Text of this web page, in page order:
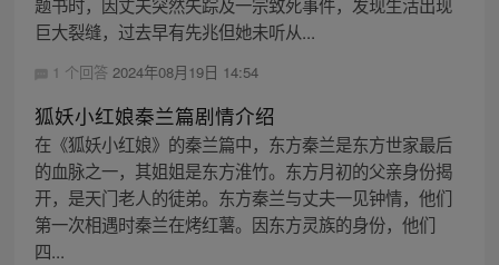
巨大裂缝，过去早有先兆但她未听从...
1 个回答 2024年08月19日 14:54
狐妖小红娘秦兰篇剧情介绍
在《狐妖小红娘》的秦兰篇中，东方秦兰是东方世家最后
的血脉之一，其姐姐是东方淮竹。东方月初的父亲身份揭
开，是天门老人的徒弟。东方秦兰与丈夫一见钟情，他们
第一次相遇时秦兰在烤红薯。因东方灵族的身份，他们
四...